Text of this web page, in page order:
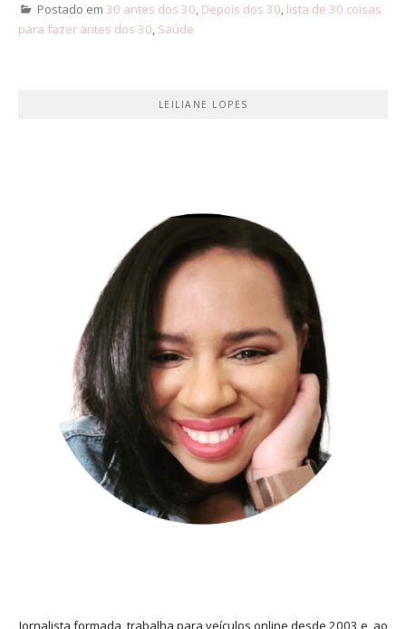
Postado em 30 antes dos 30, Depois dos 30, lista de 30 coisas
para fazer antes dos 30, Saúde
LEILIANE LOPES